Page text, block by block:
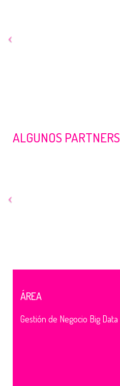
ALGUNOS PARTNERS
ÁREA
Gestión de Negocio Big Data